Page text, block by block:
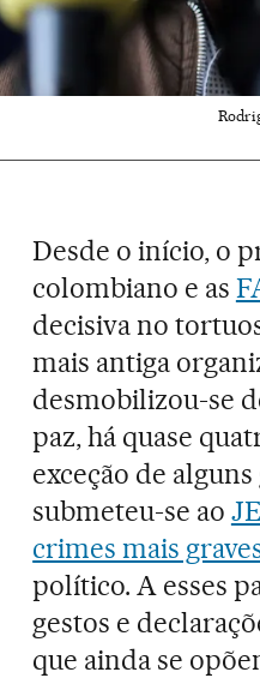
Desde o início, o
colombiano e as
decisiva no
mais antiga
desmobilizou-se
paz, há quase
exceção de
submeteu-se ao
crimes mais
político. A esses
gestos e
que ainda se